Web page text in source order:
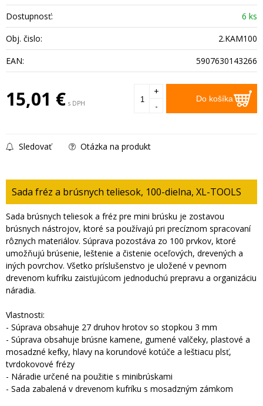
Dostupnosť:
6 ks
Obj. čislo:
2.KAM100
EAN:
5907630143266
15,01 € s DPH Do košíka
+
-
Sledovať Otázka na produkt
Sada fréz a brúsnych teliesok, 100-dielna, XL-TOOLS
Sada brúsnych teliesok a fréz pre mini brúsku je zostavou
brúsnych nástrojov, ktoré sa používajú pri precíznom spracovaní
rôznych materiálov. Súprava pozostáva zo 100 prvkov, ktoré
umožňujú brúsenie, leštenie a čistenie oceľových, drevených a
iných povrchov. Všetko príslušenstvo je uložené v pevnom
drevenom kufríku zaisťujúcom jednoduchú prepravu a organizáciu
náradia.
Vlastnosti:
- Súprava obsahuje 27 druhov hrotov so stopkou 3 mm
- Súprava obsahuje brúsne kamene, gumené valčeky, plastové a
mosadzné kefky, hlavy na korundové kotúče a leštiacu plsť,
tvrdokovové frézy
- Náradie určené na použitie s minibrúskami
- Sada zabalená v drevenom kufríku s mosadzným zámkom